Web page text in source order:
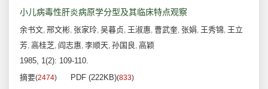
小儿病毒性肝炎病原学分型及其临床特点观察
余书文, 邢文彬, 张家玲, 吴暮贞, 王淑惠, 曹武奎, 张娟, 王秀锦, 王立
芳, 高桂芝, 阎志惠, 李顺天, 孙国良, 高颖
1985, 1(2): 109-110.
摘要(2474) PDF (222KB)(833)